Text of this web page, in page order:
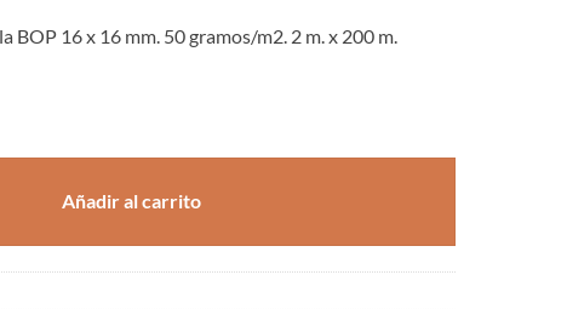
BOP 16 x 16 mm. 50 gramos/m2. 2 m. x 200 m.
Añadir al carrito